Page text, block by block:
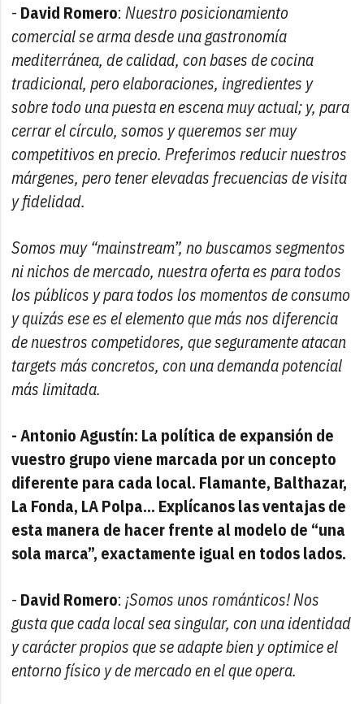
- David Romero:Nuestro posicionamiento
comercial se arma desde una gastronomía
mediterránea, de calidad, con bases de cocina
tradicional, pero elaboraciones, ingredientes y
sobre todo una puesta en escena muy actual; y, para
cerrar el círculo, somos y queremos ser muy
competitivos en precio. Preferimos reducir nuestros
márgenes, pero tener elevadas frecuencias de visita
y fidelidad.
Somos muy “mainstream”, no buscamos segmentos
ni nichos de mercado, nuestra oferta es para todos
los públicos y para todos los momentos de consumo
y quizás ese es el elemento que más nos diferencia
de nuestros competidores, que seguramente atacan
targets más concretos, con una demanda potencial
más limitada.
- Antonio Agustín: La política de expansión de
vuestro grupo viene marcada por un concepto
diferente para cada local. Flamante, Balthazar,
La Fonda, LA Polpa… Explícanos las ventajas de
esta manera de hacer frente al modelo de “una
sola marca”, exactamente igual en todos lados.
- David Romero:¡Somos unos románticos! Nos
gusta que cada local sea singular, con una identidad
y carácter propios que se adapte bien y optimice el
entorno físico y de mercado en el que opera.